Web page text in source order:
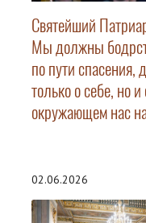
Святейший
Мы должны
по пути спасения,
только о себе, но и
окружающем нас
02.06.2026